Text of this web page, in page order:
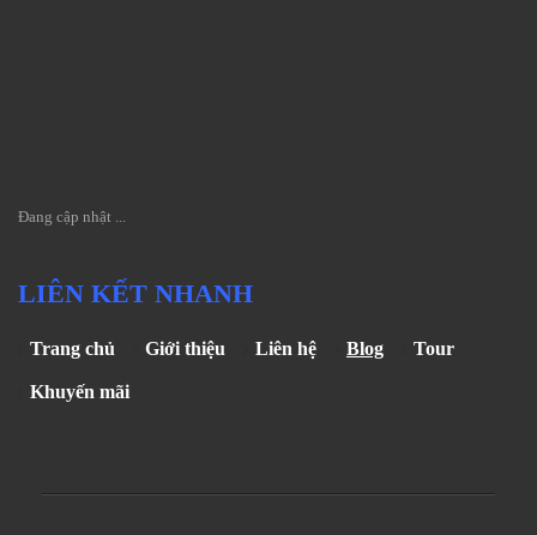
Đang cập nhật ...
LIÊN KẾT NHANH
Trang chủ Giới thiệu Liên hệ Blog Tour
Khuyến mãi